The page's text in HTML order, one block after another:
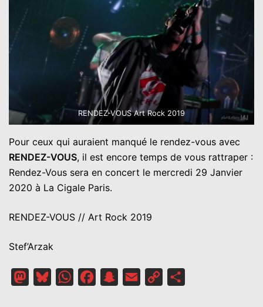
RENDEZ-VOUS Art Rock 2019
Pour ceux qui auraient manqué le rendez-vous avec
RENDEZ-VOUS, il est encore temps de vous rattraper :
Rendez-Vous sera en concert le mercredi 29 Janvier
2020 à La Cigale Paris.
RENDEZ-VOUS // Art Rock 2019
Stef’Arzak
MastodonBlueskyWhatsAppFacebookSnapchat
Email
Copy